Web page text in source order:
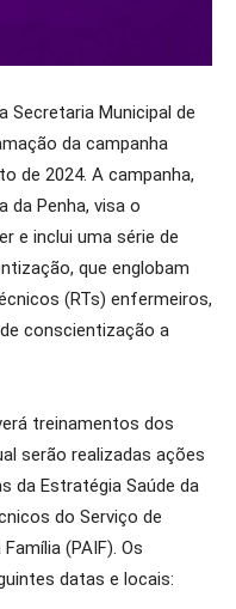
Secretaria Municipal de
da campanha
de 2024. A campanha,
da Penha, visa o
e inclui uma série de
que englobam
(RTs) enfermeiros,
conscientização a
treinamentos dos
serão realizadas ações
da Estratégia Saúde da
do Serviço de
(PAIF). Os
datas e locais: